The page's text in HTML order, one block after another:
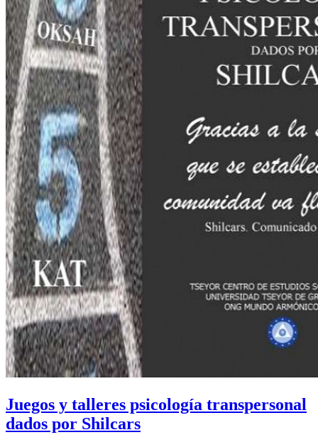
Juegos y talleres psicología transpersonal
dados por Shilcars